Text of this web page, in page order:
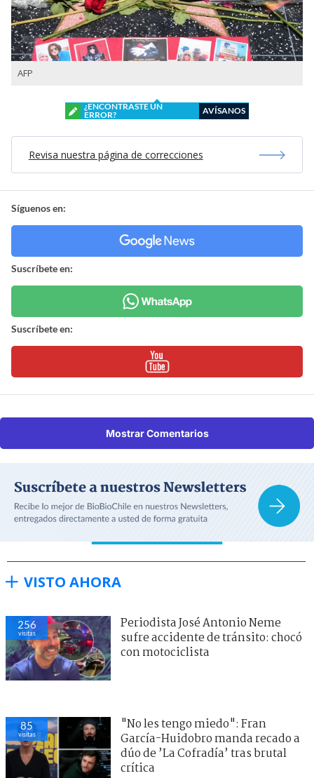
AFP
¿ENCONTRASTE UN
ERROR?
AVÍSANOS
Revisa nuestra página de correcciones
Síguenos en:
Suscríbete en:
Suscríbete en:
Mostrar Comentarios
VISTO AHORA
256
visitas
Periodista José Antonio Neme
sufre accidente de tránsito: chocó
con motociclista
85
visitas
"No les tengo miedo": Fran
García-Huidobro manda recado a
dúo de ’La Cofradía’ tras brutal
crítica